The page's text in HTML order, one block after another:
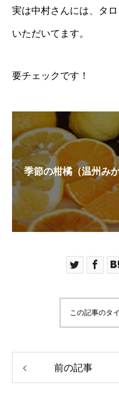
実は中村さんには、タ
いただいてます。
要チェックです！
季節の柑橘（温州み
この記事のタ
前の記事